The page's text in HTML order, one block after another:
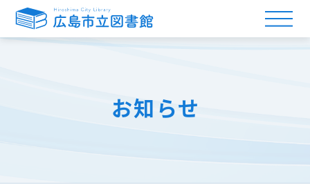
お知らせ